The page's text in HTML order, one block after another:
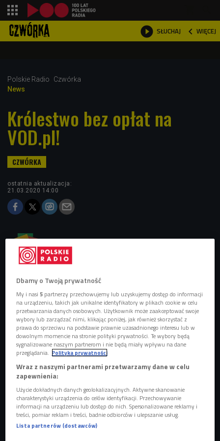
 SŁUCHAJ  WIĘCEJ

Polskie Radio
Czwórka
News
Królestwo bez opłat na
VOD.pl!
ostatnia aktualizacja:
21.03.2020 14:00
Google News
Film twórców „Mikrokosmos” i
„Makrokosmos” dziś i jutro dostępny
online. Nie wychodząc z domu, można
przenieść się do samego środka puszczy,
spacerować po lesie, podziwiać żubry, lisy,
wilki, łosie i jelenie, a nawet więcej –
oczami tych i innych zwierząt poznać
historię natury i kontynentu.
Dbamy o Twoją prywatność
My i nasi5 partnerzy przechowujemy lub uzyskujemy dostęp do informacji
na urządzeniu, takich jak unikalne identyfikatory w plikach cookie w celu
przetwarzania danych osobowych. Użytkownik może zaakceptować swoje
wybory lub zarządzać nimi, klikając poniżej, jak również skorzystać z
prawa do sprzeciwu na podstawie prawnie uzasadnionego interesu lub w
dowolnym momencie na stronie polityki prywatności. Te wybory będą
sygnalizowane naszym partnerom i nie będą miały wpływu na dane
przeglądania. Polityka prywatności
Wraz z naszymi partnerami przetwarzamy dane w celu
zapewnienia:
Użycie dokładnych danych geolokalizacyjnych. Aktywne skanowanie
charakterystyki urządzenia do celów identyfikacji. Przechowywanie
informacji na urządzeniu lub dostęp do nich. Spersonalizowane reklamy i
treści, pomiar reklam i treści, badnie odbiorców i ulepszanie usług.
Lista partnerów (dostawców)